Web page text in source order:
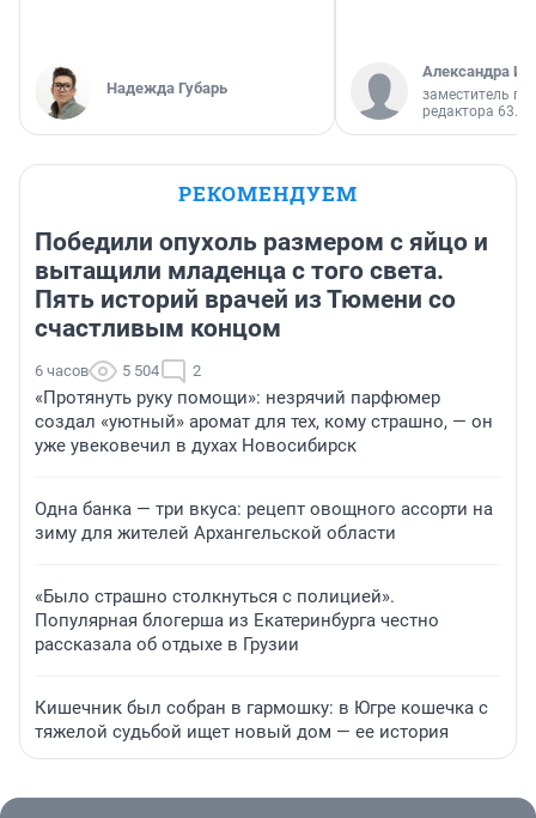
Надежда Губарь
Александра
заместитель
редактора 63.RU
РЕКОМЕНДУЕМ
Победили опухоль размером с яйцо и
вытащили младенца с того света.
Пять историй врачей из Тюмени со
счастливым концом
6 часов 5 504 2
«Протянуть руку помощи»: незрячий парфюмер
создал «уютный» аромат для тех, кому страшно, — он
уже увековечил в духах Новосибирск
Одна банка — три вкуса: рецепт овощного ассорти на
зиму для жителей Архангельской области
«Было страшно столкнуться с полицией».
Популярная блогерша из Екатеринбурга честно
рассказала об отдыхе в Грузии
Кишечник был собран в гармошку: в Югре кошечка с
тяжелой судьбой ищет новый дом — ее история